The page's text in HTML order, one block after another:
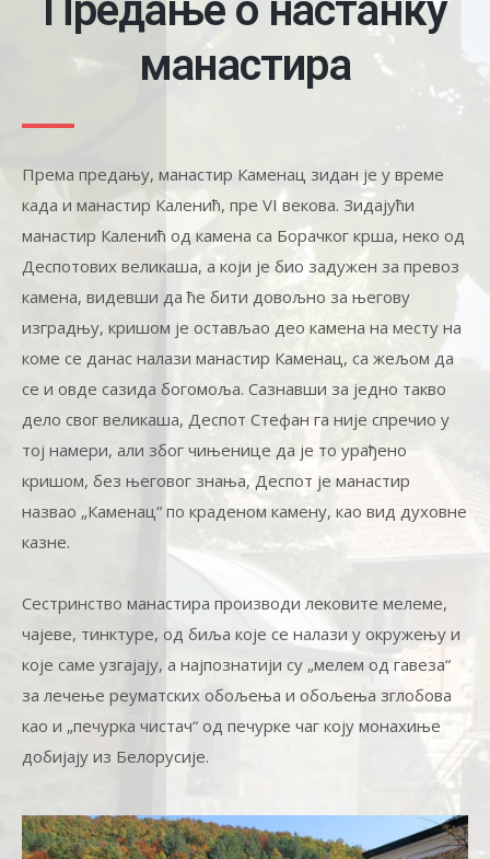
манастира
Према предању, манастир Каменац зидан је у време
када и манастир Каленић, пре VI векова. Зидајући
манастир Каленић од камена са Борачког крша, неко од
Деспотових великаша, а који је био задужен за превоз
камена, видевши да ће бити довољно за његову
изградњу, кришом је остављао део камена на месту на
коме се данас налази манастир Каменац, са жељом да
се и овде сазида богомоља. Сазнавши за једно такво
дело свог великаша, Деспот Стефан га није спречио у
тој намери, али због чињенице да је то урађено
кришом, без његовог знања, Деспот је манастир
назвао „Каменац“ по краденом камену, као вид духовне
казне.
Сестринство манастира производи лековите мелеме,
чајеве, тинктуре, од биља које се налази у окружењу и
које саме узгајају, а најпознатији су „мелем од гавеза“
за лечење реуматских обољења и обољења зглобова
као и „печурка чистач“ од печурке чаг коју монахиње
добијају из Белорусије.